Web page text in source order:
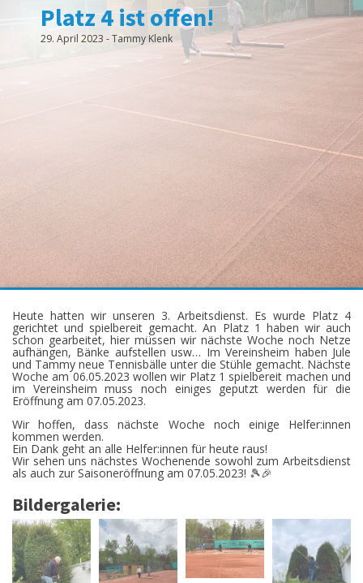
Platz 4 ist offen!
29. April 2023 -Tammy Klenk
Heute hatten wir unseren 3. Arbeitsdienst. Es wurde Platz 4
gerichtet und spielbereit gemacht. An Platz 1 haben wir auch
schon gearbeitet, hier müssen wir nächste Woche noch Netze
aufhängen, Bänke aufstellen usw… Im Vereinsheim haben Jule
und Tammy neue Tennisbälle unter die Stühle gemacht. Nächste
Woche am 06.05.2023 wollen wir Platz 1 spielbereit machen und
im Vereinsheim muss noch einiges geputzt werden für die
Eröffnung am 07.05.2023.
Wir hoffen, dass nächste Woche noch einige Helfer:innen
kommen werden.
Ein Dank geht an alle Helfer:innen für heute raus!
Wir sehen uns nächstes Wochenende sowohl zum Arbeitsdienst
als auch zur Saisoneröffnung am 07.05.2023! 🎾🎉
Bildergalerie: